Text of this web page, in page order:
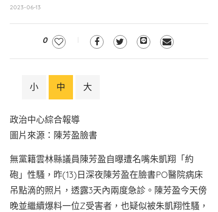
2023-06-13
0
小 中 大
政治中心綜合報導
圖片來源：陳芳盈臉書
無黨籍雲林縣議員陳芳盈自曝遭名嘴朱凱翔「約
砲」性騷，昨(13)日深夜陳芳盈在臉書PO醫院病床
吊點滴的照片，透露3天內兩度急診。陳芳盈今天傍
晚並繼續爆料一位Z受害者，也疑似被朱凱翔性騷，